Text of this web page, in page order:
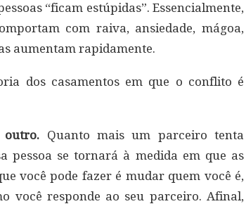
“ficam estúpidas”. Essencialmente,
com raiva, ansiedade, mágoa,
aumentam rapidamente.
dos casamentos em que o conflito é
Quanto mais um parceiro tenta
pessoa se tornará à medida em que as
você pode fazer é mudar quem você é,
você responde ao seu parceiro. Afinal,